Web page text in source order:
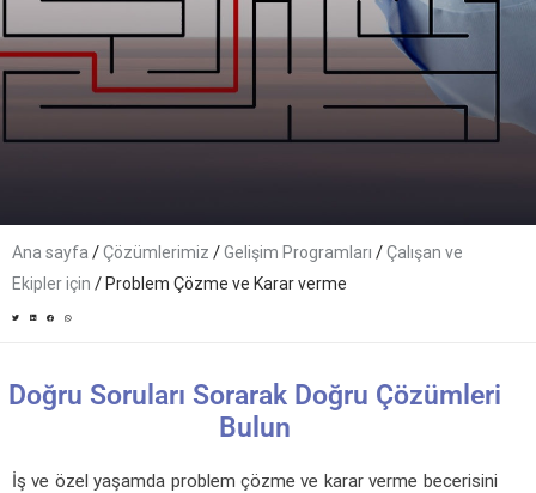
Ana sayfa /Çözümlerimiz /Gelişim Programları /Çalışan ve
Ekipler için / Problem Çözme ve Karar verme
Doğru Soruları Sorarak Doğru Çözümleri
Bulun
İş ve özel yaşamda problem çözme ve karar verme becerisini